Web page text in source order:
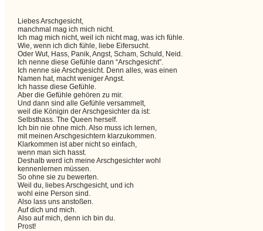
Liebes Arschgesicht,
manchmal mag ich mich nicht.
Ich mag mich nicht, weil ich nicht mag, was ich fühle.
Wie, wenn ich dich fühle, liebe Eifersucht.
Oder Wut, Hass, Panik, Angst, Scham, Schuld, Neid.
Ich nenne diese Gefühle dann “Arschgesicht”.
Ich nenne sie Arschgesicht. Denn alles, was einen
Namen hat, macht weniger Angst.
Ich hasse diese Gefühle.
Aber die Gefühle gehören zu mir.
Und dann sind alle Gefühle versammelt,
weil die Königin der Arschgesichter da ist:
Selbsthass. The Queen herself.
Ich bin nie ohne mich. Also muss ich lernen,
mit meinen Arschgesichtern klarzukommen.
Klarkommen ist aber nicht so einfach,
wenn man sich hasst.
Deshalb werd ich meine Arschgesichter wohl
kennenlernen müssen.
So ohne sie zu bewerten.
Weil du, liebes Arschgesicht, und ich
wohl eine Person sind.
Also lass uns anstoßen.
Auf dich und mich.
Also auf mich, denn ich bin du.
Prost!